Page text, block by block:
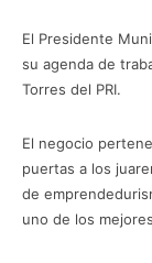
El Presidente
su agenda de
Torres del PRI.
El negocio
puertas a los
de
uno de los